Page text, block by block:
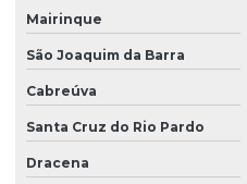
Nr 15 ruído
Nr 17 bancada de trabalho
Nr 17 básico
Nr 20 básico
Nr 20 frentista
Mairinque
São Joaquim da Barra
Cabreúva
Santa Cruz do Rio Pardo
Dracena